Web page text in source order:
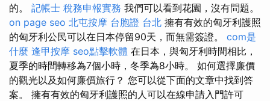
的。 記帳士 稅務申報實務 我們可以看到花園，沒有問題。
on page seo 北屯按摩 台胞證 台北 擁有有效的匈牙利護照
的匈牙利公民可以在日本停留90天，而無需簽證。 com是
什麼 逢甲按摩 seo點擊軟體 在日本，與匈牙利時間相比，
夏季的時間轉移為7個小時，冬季為8小時。 如何選擇廉價
的觀光以及如何廉價旅行？ 您可以從下面的文章中找到答
案。 擁有有效的匈牙利護照的人可以在線申請入門許可